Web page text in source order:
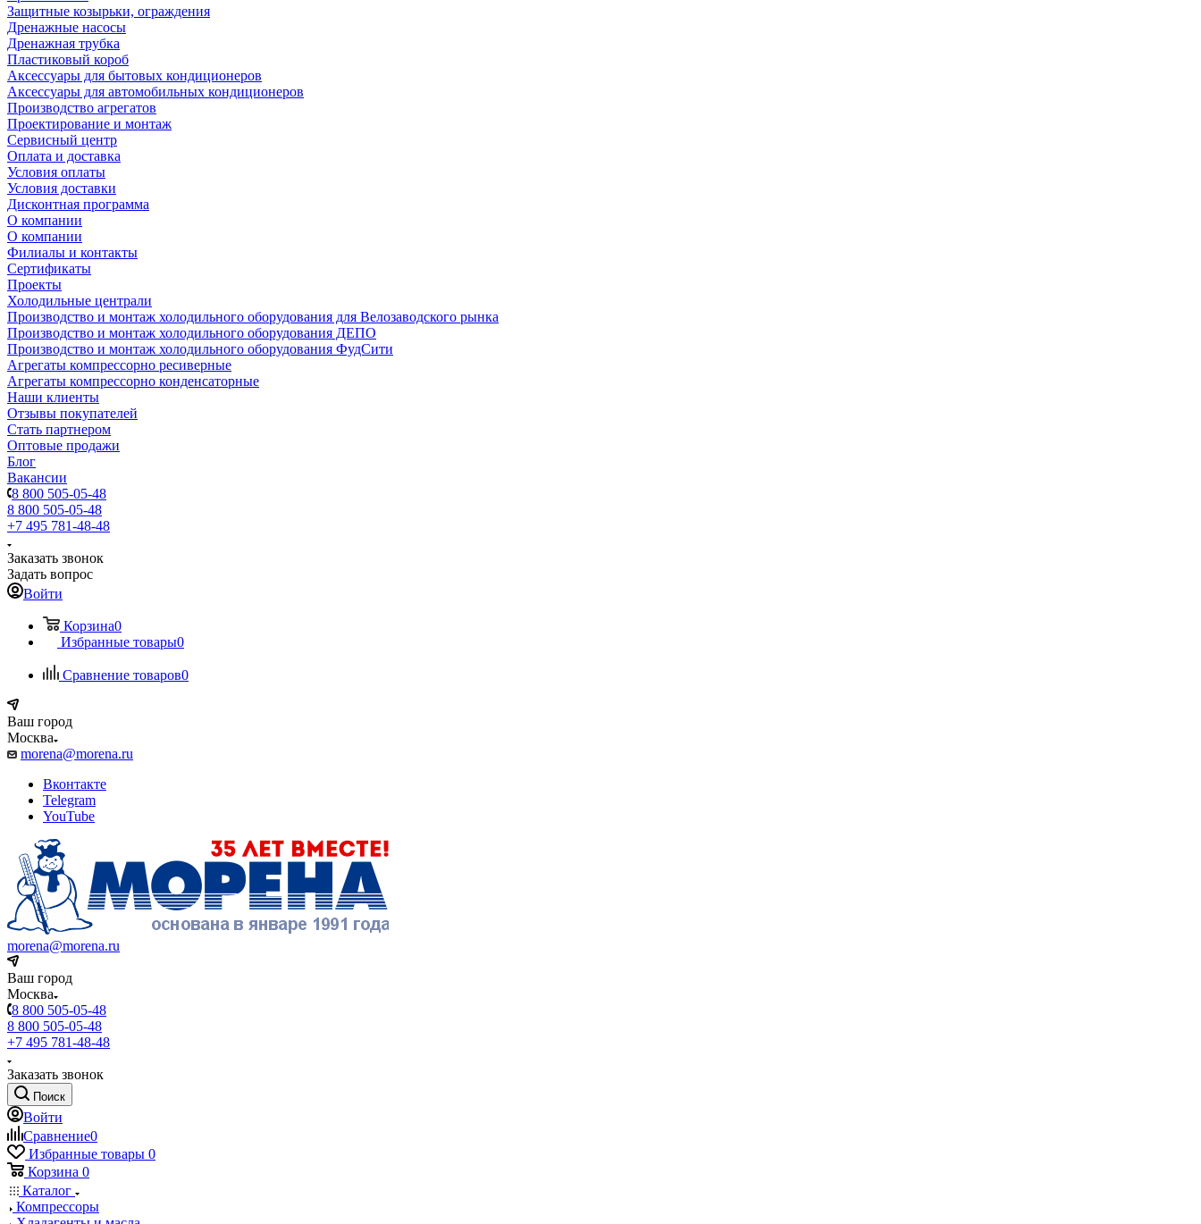
Защитные козырьки, ограждения
Дренажные насосы
Дренажная трубка
Пластиковый короб
Аксессуары для бытовых кондиционеров
Аксессуары для автомобильных кондиционеров
Производство агрегатов
Проектирование и монтаж
Сервисный центр
Оплата и доставка
Условия оплаты
Условия доставки
Дисконтная программа
О компании
О компании
Филиалы и контакты
Сертификаты
Проекты
Холодильные централи
Производство и монтаж холодильного оборудования для Велозаводского рынка
Производство и монтаж холодильного оборудования ДЕПО
Производство и монтаж холодильного оборудования ФудСити
Агрегаты компрессорно ресиверные
Агрегаты компрессорно конденсаторные
Наши клиенты
Отзывы покупателей
Стать партнером
Оптовые продажи
Блог
Вакансии
8 800 505-05-48
8 800 505-05-48
+7 495 781-48-48
Заказать звонок
Задать вопрос
Войти
Корзина0
Избранные товары0
Сравнение товаров0
Ваш город
Москва
morena@morena.ru
Вконтакте
Telegram
YouTube
morena@morena.ru
Ваш город
Москва
8 800 505-05-48
8 800 505-05-48
+7 495 781-48-48
Заказать звонок
Поиск
Войти
Сравнение0
Избранные товары 0
Корзина 0
Каталог
Компрессоры